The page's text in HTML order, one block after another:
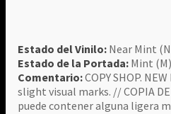
Estado del Vinilo: Near Mint
Estado de la Portada: Mint (M)
Comentario:COPY SHOP.
slight visual marks. // COPIA DE
puede contener alguna ligera